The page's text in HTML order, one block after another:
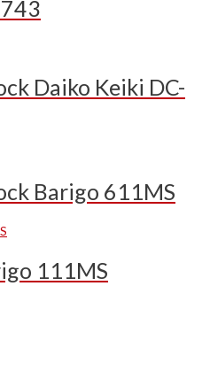
Daiko Keiki DC-
Barigo 611MS
111MS